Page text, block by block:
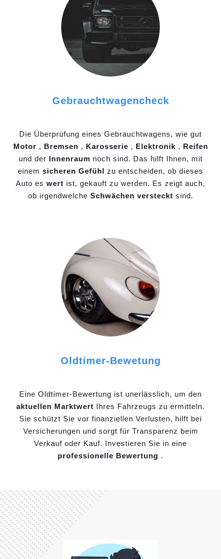
Gebrauchtwagencheck
Die Überprüfung eines Gebrauchtwagens, wie gut
Motor , Bremsen , Karosserie , Elektronik , Reifen
und der Innenraum noch sind. Das hilft Ihnen, mit
einem sicheren Gefühl zu entscheiden, ob dieses
Auto es wert ist, gekauft zu werden. Es zeigt auch,
ob irgendwelche Schwächen versteckt sind.
Oldtimer-Bewetung
Eine Oldtimer-Bewertung ist unerlässlich, um den
aktuellen Marktwert Ihres Fahrzeugs zu ermitteln.
Sie schützt Sie vor finanziellen Verlusten, hilft bei
Versicherungen und sorgt für Transparenz beim
Verkauf oder Kauf. Investieren Sie in eine
professionelle Bewertung .